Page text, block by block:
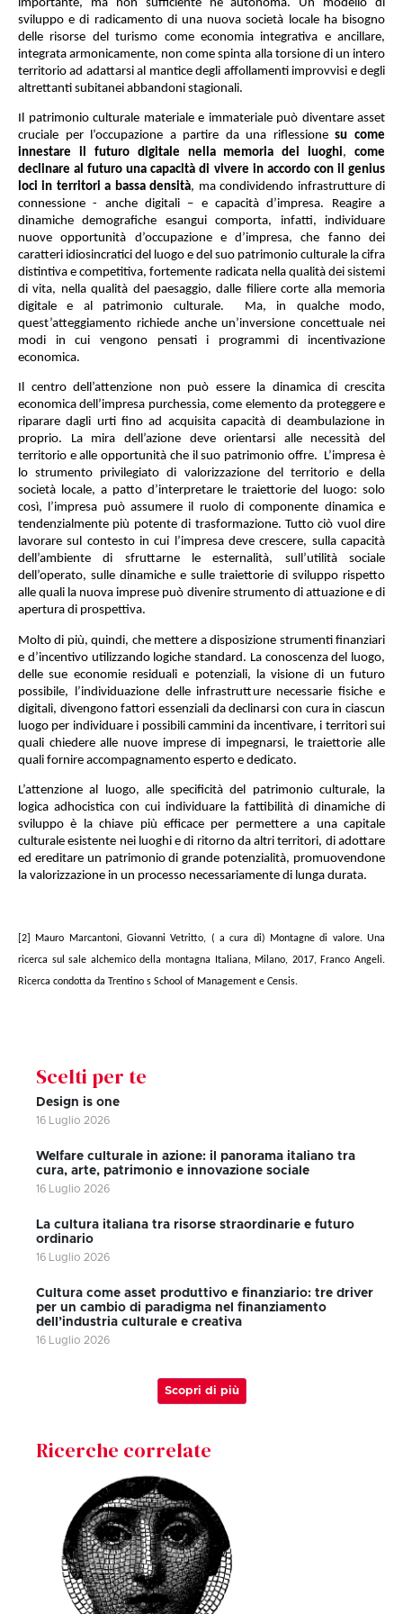
importante, ma non sufficiente né autonoma. Un modello di
sviluppo e di radicamento di una nuova società locale ha bisogno
delle risorse del turismo come economia integrativa e ancillare,
integrata armonicamente, non come spinta alla torsione di un intero
territorio ad adattarsi al mantice degli affollamenti improvvisi e degli
altrettanti subitanei abbandoni stagionali.
Il patrimonio culturale materiale e immateriale può diventare asset
cruciale per l’occupazione a partire da una riflessionesu come
innestare il futuro digitale nella memoria dei luoghi, come
declinare al futuro una capacità di vivere in accordo con il genius
loci in territori a bassa densità, ma condividendo infrastrutture di
connessione - anche digitali – e capacità d’impresa. Reagire a
dinamiche demografiche esangui comporta, infatti, individuare
nuove opportunità d’occupazione e d’impresa, che fanno dei
caratteri idiosincratici del luogo e del suo patrimonio culturale la cifra
distintiva e competitiva, fortemente radicata nella qualità dei sistemi
di vita, nella qualità del paesaggio, dalle filiere corte alla memoria
digitale e al patrimonio culturale.
Ma, in qualche modo,
quest’atteggiamento richiede anche un’inversione concettuale nei
modi in cui vengono pensati i programmi di incentivazione
economica.
Il centro dell’attenzione non può essere la dinamica di crescita
economica dell’impresa purchessia, come elemento da proteggere e
riparare dagli urti fino ad acquisita capacità di deambulazione in
proprio. La mira dell’azione deve orientarsi alle necessità del
territorio e alle opportunità che il suo patrimonio offre. L’impresa è
lo strumento privilegiato di valorizzazione del territorio e della
società locale, a patto d’interpretare le traiettorie del luogo: solo
così, l’impresa può assumere il ruolo di componente dinamica e
tendenzialmente più potente di trasformazione. Tutto ciò vuol dire
lavorare sul contesto in cui l’impresa deve crescere, sulla capacità
dell’ambiente di sfruttarne le esternalità, sull’utilità sociale
dell’operato, sulle dinamiche e sulle traiettorie di sviluppo rispetto
alle quali la nuova imprese può divenire strumento di attuazione e di
apertura di prospettiva.
Molto di più, quindi, che mettere a disposizione strumenti finanziari
e d’incentivo utilizzando logiche standard. La conoscenza del luogo,
delle sue economie residuali e potenziali, la visione di un futuro
possibile, l’individuazione delle infrastrutture necessarie fisiche e
digitali, divengono fattori essenziali da declinarsi con cura in ciascun
luogo per individuare i possibili cammini da incentivare, i territori sui
quali chiedere alle nuove imprese di impegnarsi, le traiettorie alle
quali fornire accompagnamento esperto e dedicato.
L’attenzione al luogo, alle specificità del patrimonio culturale, la
logica adhocistica con cui individuare la fattibilità di dinamiche di
sviluppo è la chiave più efficace per permettere a una capitale
culturale esistente nei luoghi e di ritorno da altri territori, di adottare
ed ereditare un patrimonio di grande potenzialità, promuovendone
la valorizzazione in un processo necessariamente di lunga durata.
[2]
Mauro Marcantoni, Giovanni Vetritto, ( a cura di) Montagne di valore. Una
ricerca sul sale alchemico della montagna Italiana, Milano, 2017, Franco Angeli.
Ricerca condotta da Trentino s School of Management e Censis.
Scelti per te
Design is one
16 Luglio 2026
Welfare culturale in azione: il panorama italiano tra
cura, arte, patrimonio e innovazione sociale
16 Luglio 2026
La cultura italiana tra risorse straordinarie e futuro
ordinario
16 Luglio 2026
Cultura come asset produttivo e finanziario: tre driver
per un cambio di paradigma nel finanziamento
dell’industria culturale e creativa
16 Luglio 2026
Scopri di più
Ricerche correlate